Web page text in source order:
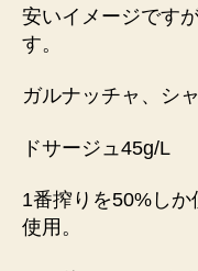
安いイメージです
す。
ガルナッチャ、シ
ドサージュ45g/L
1番搾りを50%し
使用。